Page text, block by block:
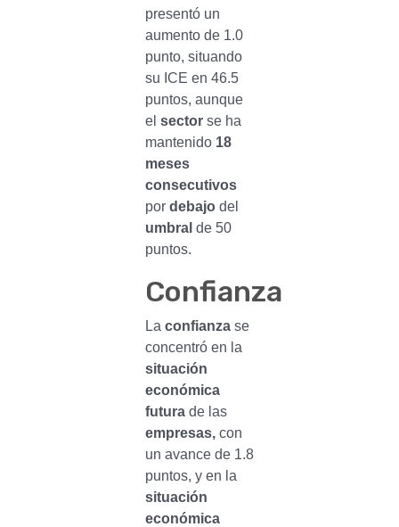
presentó un
aumento de 1.0
punto, situando
su ICE en 46.5
puntos, aunque
el sectorse ha
mantenido 18
meses
consecutivos
pordebajo del
umbral de 50
puntos.
Confianza
La confianzase
concentró en la
situación
económica
futura de las
empresas,con
un avance de 1.8
puntos, y en la
situación
económica